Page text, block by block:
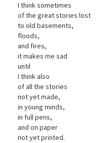
I think sometimes
of the great stories lost
to old basements,
floods,
and fires,
it makes me sad
until
I think also
of all the stories
not yet made,
in young minds,
in full pens,
and on paper
not yet printed.